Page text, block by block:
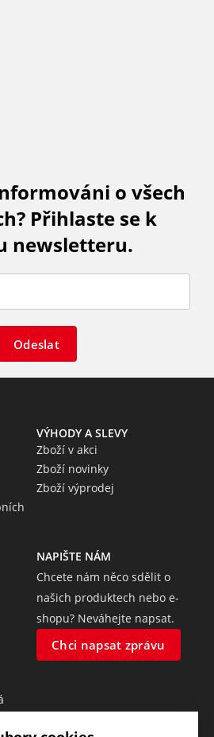
o všech
Přihlaste se k
newsletteru.
Odeslat
VÝHODY A SLEVY
Zboží v akci
Zboží novinky
Zboží výprodej
NAPIŠTE NÁM
Chcete nám něco sdělit o
našich produktech nebo e-
shopu? Neváhejte napsat.
Chci napsat zprávu